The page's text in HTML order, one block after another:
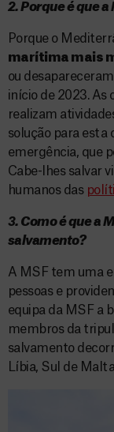
2. Porque é que a
Porque o
marítima mais
ou
início de 2023. As
realizam
solução para esta
emergência, que
Cabe-lhes salvar
humanos das
3. Como é que a
salvamento?
A MSF tem uma
pessoas e
equipa da MSF a
membros da
salvamento
Líbia, Sul de